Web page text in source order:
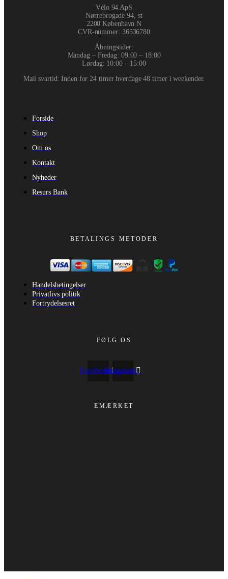
Vélo 94 ApS
Nørrebrogade 94, st
2200 København N
CVR-nummer: 36536780
Åbningstider:
Mandag – Fredag: 09:00 – 18:00
Lørdag: 10:00 – 15:00
Mail svartid: Inden for 24 timer hverdage 48 timer i weekender.
Forside
Shop
Om os
Kontakt
Nyheder
Resurs Bank
BETALINGS METODER
Handelsbetingelser
Privatlivs politik
Fortrydelsesret
FØLG OS
FacebookInstagram
EMÆRKET